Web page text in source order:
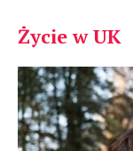
Życie w UK